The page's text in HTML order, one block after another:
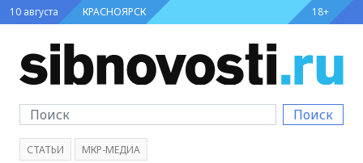
10 августа КРАСНОЯРСК 18+
Поиск
СТАТЬИ МКР-МЕДИА